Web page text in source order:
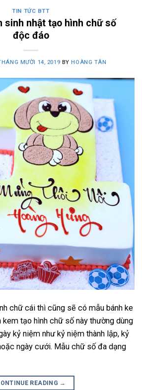
TIN TỨC BTT
sinh nhật tạo hình chữ số
độc đáo
MƯỜI 14, 2019 BYHOÀNG TÂN
chữ cái thì cũng sẽ có mẫu bánh ke
kem tạo hình chữ số này thường dùng
kỷ niệm như kỷ niệm thành lập, kỷ
ngày cưới. Mẫu chữ số đa dạng
READING →